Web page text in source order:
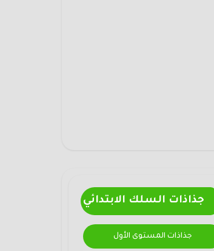
جذاذات السلك الابتدائي
جذاذات المستوى الأول